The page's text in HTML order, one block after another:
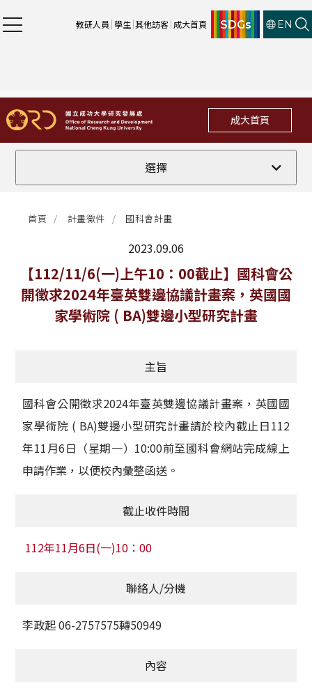
教研人員 學生 其他訪客 成大首頁 SDGs EN
成大首頁
選擇
全部
法規修訂
補助獎項
活動訊息
學術榮譽
其他
活動花絮
首頁 計畫徵件 國科會計畫
2023.09.06
最新消息
【112/11/6(一)上午10：00截止】國科會公
開徵求2024年臺英雙邊協議計畫案，英國國
家學術院 ( BA)雙邊小型研究計畫
主旨
國科會公開徵求2024年臺英雙邊協議計畫案，英國國
家學術院 ( BA)雙邊小型研究計畫請於校內截止日112
年11月6日（星期一）10:00前至國科會網站完成線上
申請作業，以便校內彙整函送。
截止收件時間
112年11月6日(一)10：00
聯絡人/分機
李政起 06-2757575轉50949
內容